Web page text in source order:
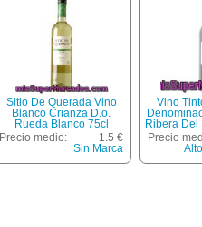
Sitio De Querada Vino
Blanco Crianza D.o.
Rueda Blanco 75cl
Precio medio:
1.5 €
Sin Marca
Vino
Ribera Del
Tamaron
Precio